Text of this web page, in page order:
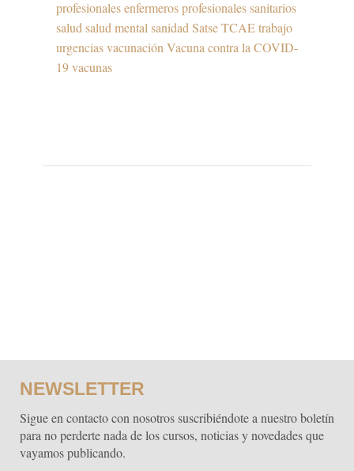
profesionales enfermerosprofesionales sanitarios
salud salud mental sanidad SatseTCAEtrabajo
urgenciasvacunación Vacuna contra la COVID-
19vacunas
NEWSLETTER
Sigue en contacto con nosotros suscribiéndote a nuestro boletín
para no perderte nada de los cursos, noticias y novedades que
vayamos publicando.